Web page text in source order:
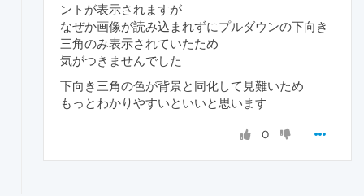
ントが表示されますが
なぜか画像が読み込まれずにプルダウンの下向き
三角のみ表示されていたため
気がつきませんでした
下向き三角の色が背景と同化して見難いため
もっとわかりやすいといいと思います
0